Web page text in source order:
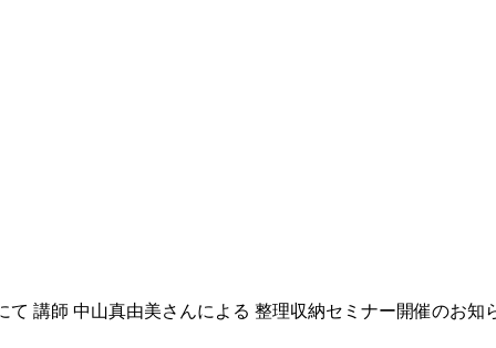
て 講師 中山真由美さんによる 整理収納セミナー開催のお知